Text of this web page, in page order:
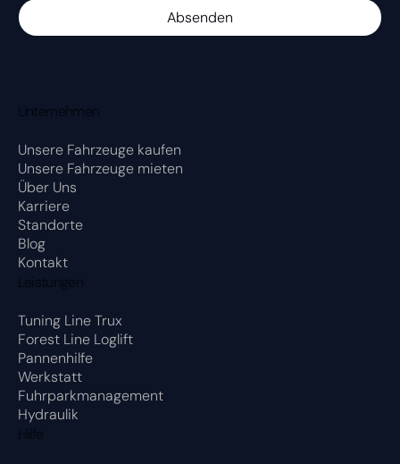
Absenden
Unternehmen
Unsere Fahrzeuge kaufen
Unsere Fahrzeuge mieten
Über Uns
Karriere
Standorte
Kontakt
Blog
Leistungen
Forest Line Loglift
Pannenhilfe
Werkstatt
Fuhrparkmanagement
Hydraulik
Hilfe